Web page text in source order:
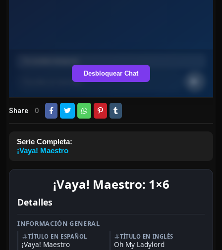
Desbloquear Chat
Share 0
Serie Completa:
¡Vaya! Maestro
¡Vaya! Maestro: 1×6
Detalles
INFORMACIÓN GENERAL
TÍTULO EN ESPAÑOL
¡Vaya! Maestro
TÍTULO EN INGLÉS
Oh My Ladylord